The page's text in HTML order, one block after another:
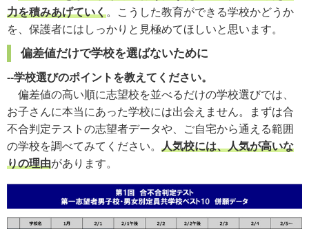
力を積みあげていく。こうした教育ができる学校かどうか
を、保護者にはしっかりと見極めてほしいと思います。
偏差値だけで学校を選ばないために
--学校選びのポイントを教えてください。
偏差値の高い順に志望校を並べるだけの学校選びでは、
お子さんに本当にあった学校には出会えません。まずは合
不合判定テストの志望者データや、ご自宅から通える範囲
の学校を調べてみてください。 人気校には、人気が高いな
りの理由があります。